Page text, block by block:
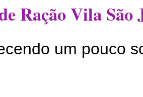
Ração Vila São
um pouco